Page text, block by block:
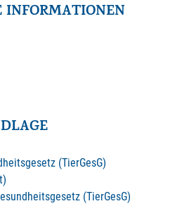
INFORMATIONEN
(TierGesG)
(TierGesG)